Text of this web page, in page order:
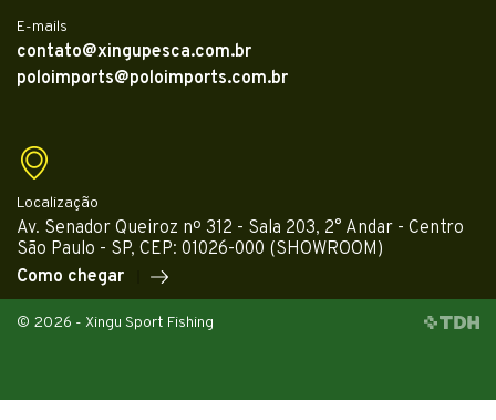
E-mails
contato@xingupesca.com.br
poloimports@poloimports.com.br
Localização
Av. Senador Queiroz nº 312 - Sala 203, 2° Andar - Centro
São Paulo - SP, CEP: 01026-000 (SHOWROOM)
Como chegar
© 2026 - Xingu Sport Fishing